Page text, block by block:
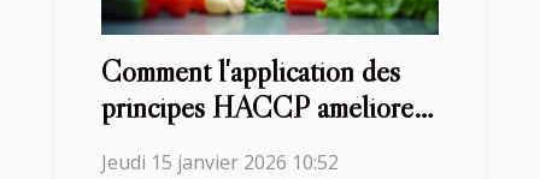
Comment l'application des
principes HACCP améliore-
Jeudi 15 janvier 2026 10:52